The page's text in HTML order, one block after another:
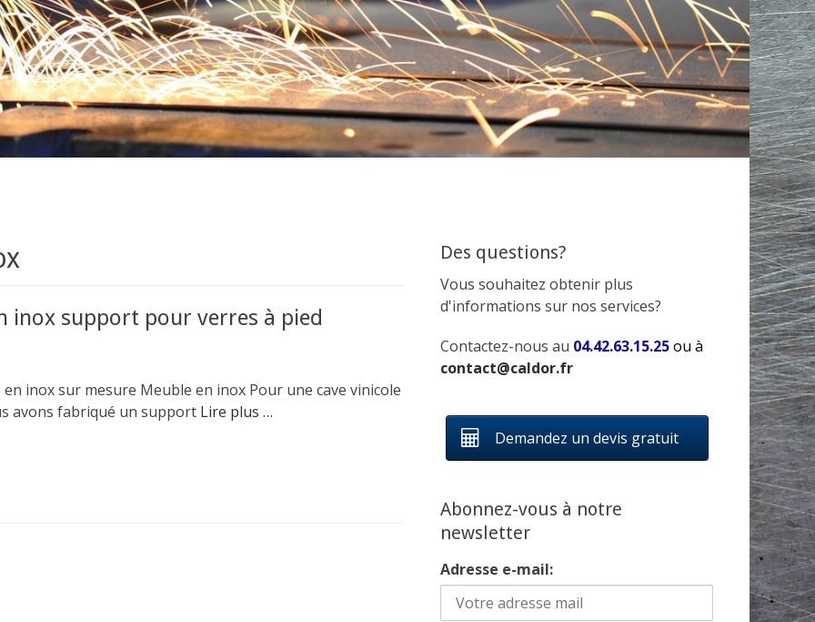
inox support pour verres à pied
inox sur mesure Meuble en inox Pour une cave vinicole
avons fabriqué un support Lire plus …
Des questions?
Vous souhaitez obtenir plus
d'informations sur nos services?
Contactez-nous au 04.42.63.15.25ou à
contact@caldor.fr
Demandez un devis gratuit
Abonnez-vous à notre
newsletter
Adresse e-mail: